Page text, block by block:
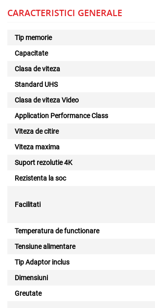
CARACTERISTICI GENERALE
Tip memorie
Capacitate
Clasa de viteza
Standard UHS
Clasa de viteza Video
Application Performance Class
Viteza de citire
Viteza maxima
Suport rezolutie 4K
Rezistenta la soc
Facilitati
Temperatura de functionare
Tensiune alimentare
Tip Adaptor inclus
Dimensiuni
Greutate